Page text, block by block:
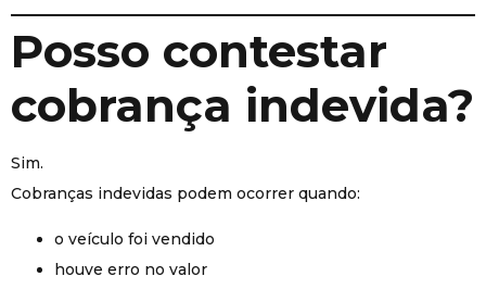
Posso contestar
cobrança indevida?
Sim.
Cobranças indevidas podem ocorrer quando:
o veículo foi vendido
houve erro no valor